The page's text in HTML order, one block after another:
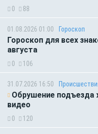
0 88
01.08.2026 01:00 Гороскоп
Гороскоп для всех
августа
0 106
31.07.2026 16:50
Обрушение подъезда
видео
0 120